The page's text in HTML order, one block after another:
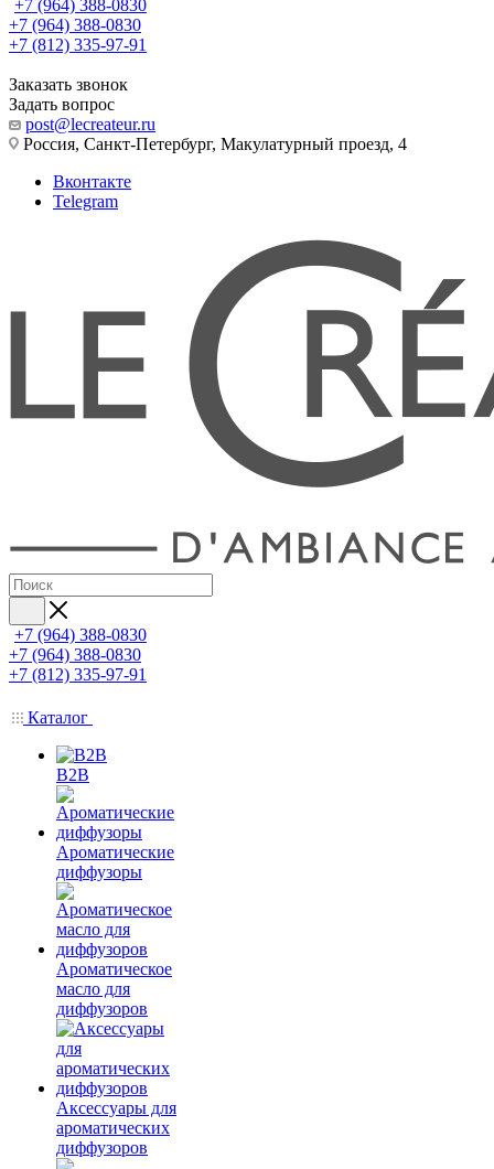
+7 (964) 388-0830
+7 (964) 388-0830
+7 (812) 335-97-91
Заказать звонок
Задать вопрос
post@lecreateur.ru
Россия, Санкт-Петербург, Макулатурный проезд, 4
Вконтакте
Telegram
+7 (964) 388-0830
+7 (964) 388-0830
+7 (812) 335-97-91
Каталог
B2B
Ароматические
диффузоры
Ароматическое
масло для
диффузоров
Аксессуары для
ароматических
диффузоров